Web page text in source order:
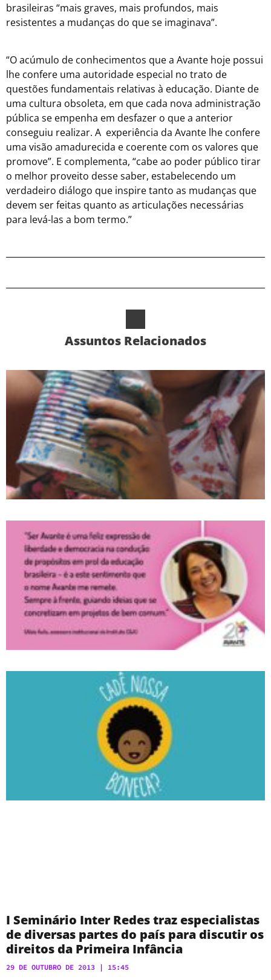
brasileiras “mais graves, mais profundos, mais
resistentes a mudanças do que se imaginava”.
“O acúmulo de conhecimentos que a Avante hoje possui
lhe confere uma autoridade especial no trato de
questões fundamentais relativas à educação. Diante de
uma cultura obsoleta, em que cada nova administração
pública se empenha em desfazer o que a anterior
conseguiu realizar. A experiência da Avante lhe confere
uma visão amadurecida e coerente com os valores que
promove”. E complementa, “cabe ao poder público tirar
o melhor proveito desse saber, estabelecendo um
verdadeiro diálogo que inspire tanto as mudanças que
devem ser feitas quanto as articulações necessárias
para levá-las a bom termo.”
Assuntos Relacionados
I Seminário Inter Redes traz especialistas
de diversas partes do país para discutir os
direitos da Primeira Infância
29 DE OUTUBRO DE 2013 15:45